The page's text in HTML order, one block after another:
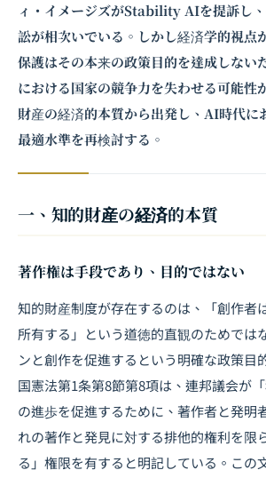
ィ・イメージズがStability AIを提訴し
訟が相次いでいる。しかし経済学的視点
保護はその本来の政策目的を達成しない
における国家の競争力を失わせる可能性
財産の経済的本質から出発し、AI時代に
最適水準を再検討する。
一、知的財産の経済的本質
著作権は手段であり、目的ではない
知的財産制度が存在するのは、「創作者
所有する」という道徳的直観のためでは
ンと創作を促進するという明確な政策目
国憲法第1条第8節第8項は、連邦議会が
の進歩を促進するために、著作者と発明
れの著作と発見に対する排他的権利を限
る」権限を有すると明記している。この